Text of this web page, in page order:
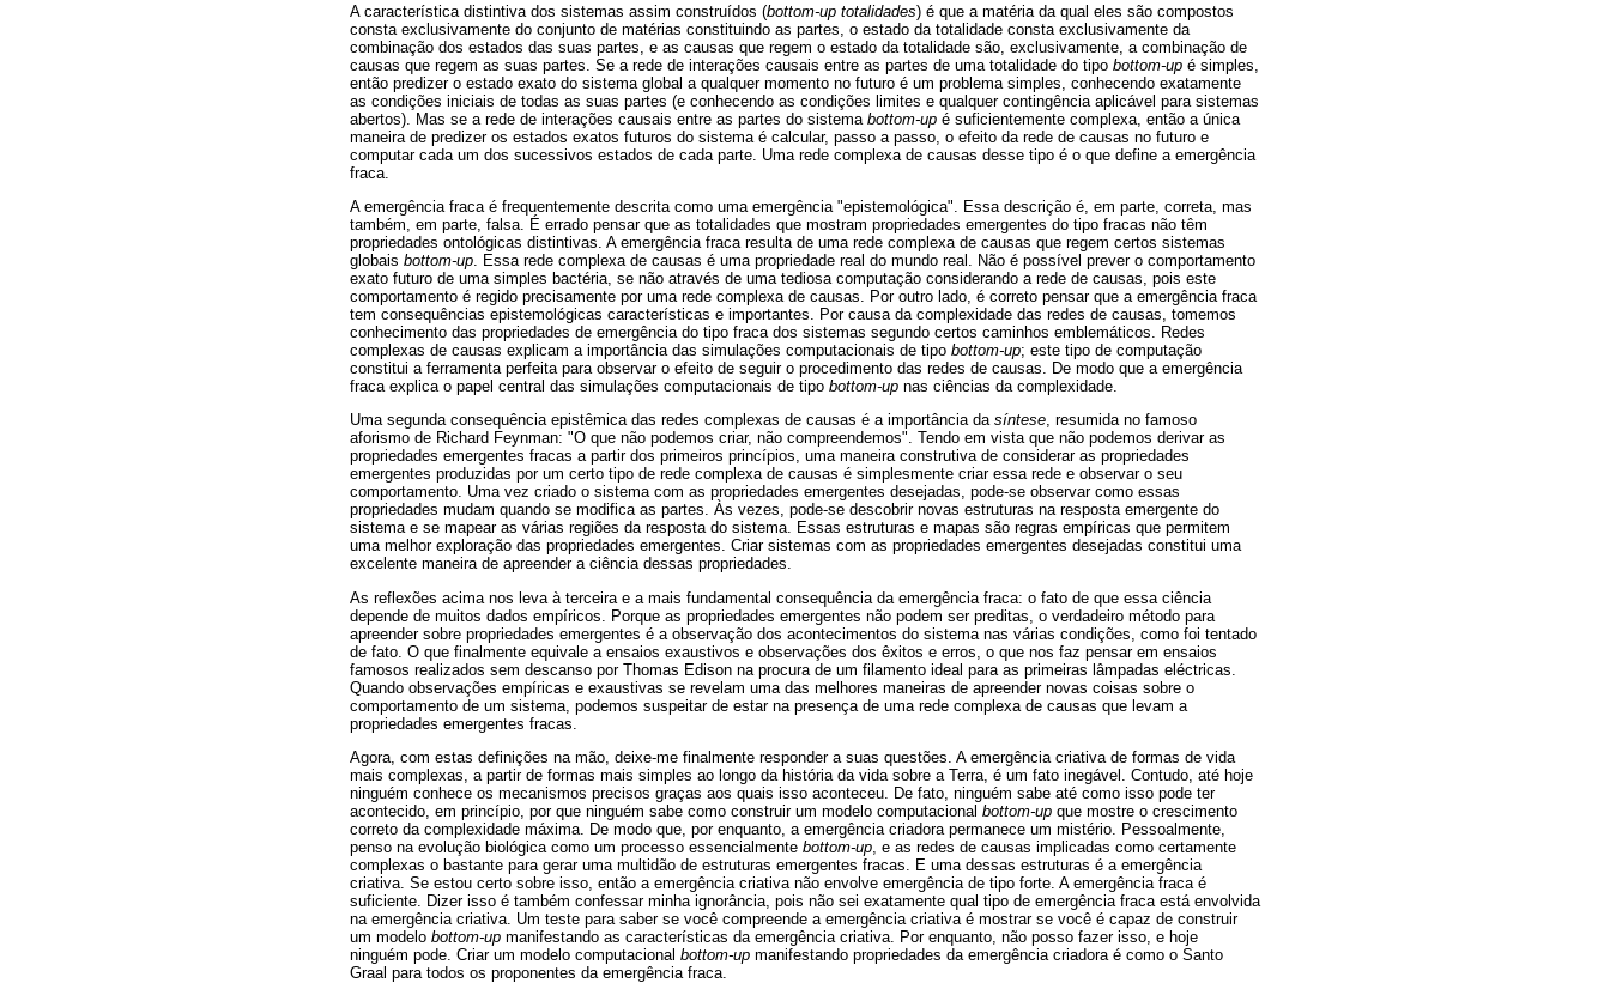
A característica distintiva dos sistemas assim construídos (bottom-up totalidades) é que a matéria da qual eles são compostos
consta exclusivamente do conjunto de matérias constituindo as partes, o estado da totalidade consta exclusivamente da
combinação dos estados das suas partes, e as causas que regem o estado da totalidade são, exclusivamente, a combinação de
causas que regem as suas partes. Se a rede de interações causais entre as partes de uma totalidade do tipo bottom-up é simples,
então predizer o estado exato do sistema global a qualquer momento no futuro é um problema simples, conhecendo exatamente
as condições iniciais de todas as suas partes (e conhecendo as condições limites e qualquer contingência aplicável para sistemas
abertos). Mas se a rede de interações causais entre as partes do sistema bottom-up é suficientemente complexa, então a única
maneira de predizer os estados exatos futuros do sistema é calcular, passo a passo, o efeito da rede de causas no futuro e
computar cada um dos sucessivos estados de cada parte. Uma rede complexa de causas desse tipo é o que define a emergência
fraca.
A emergência fraca é frequentemente descrita como uma emergência "epistemológica". Essa descrição é, em parte, correta, mas
também, em parte, falsa. É errado pensar que as totalidades que mostram propriedades emergentes do tipo fracas não têm
propriedades ontológicas distintivas. A emergência fraca resulta de uma rede complexa de causas que regem certos sistemas
globais bottom-up. Essa rede complexa de causas é uma propriedade real do mundo real. Não é possível prever o comportamento
exato futuro de uma simples bactéria, se não através de uma tediosa computação considerando a rede de causas, pois este
comportamento é regido precisamente por uma rede complexa de causas. Por outro lado, é correto pensar que a emergência fraca
tem consequências epistemológicas características e importantes. Por causa da complexidade das redes de causas, tomemos
conhecimento das propriedades de emergência do tipo fraca dos sistemas segundo certos caminhos emblemáticos. Redes
complexas de causas explicam a importância das simulações computacionais de tipo bottom-up; este tipo de computação
constitui a ferramenta perfeita para observar o efeito de seguir o procedimento das redes de causas. De modo que a emergência
fraca explica o papel central das simulações computacionais de tipo bottom-up nas ciências da complexidade.
Uma segunda consequência epistêmica das redes complexas de causas é a importância da síntese, resumida no famoso
aforismo de Richard Feynman: "O que não podemos criar, não compreendemos". Tendo em vista que não podemos derivar as
propriedades emergentes fracas a partir dos primeiros princípios, uma maneira construtiva de considerar as propriedades
emergentes produzidas por um certo tipo de rede complexa de causas é simplesmente criar essa rede e observar o seu
comportamento. Uma vez criado o sistema com as propriedades emergentes desejadas, pode-se observar como essas
propriedades mudam quando se modifica as partes. Às vezes, pode-se descobrir novas estruturas na resposta emergente do
sistema e se mapear as várias regiões da resposta do sistema. Essas estruturas e mapas são regras empíricas que permitem
uma melhor exploração das propriedades emergentes. Criar sistemas com as propriedades emergentes desejadas constitui uma
excelente maneira de apreender a ciência dessas propriedades.
As reflexões acima nos leva à terceira e a mais fundamental consequência da emergência fraca: o fato de que essa ciência
depende de muitos dados empíricos. Porque as propriedades emergentes não podem ser preditas, o verdadeiro método para
apreender sobre propriedades emergentes é a observação dos acontecimentos do sistema nas várias condições, como foi tentado
de fato. O que finalmente equivale a ensaios exaustivos e observações dos êxitos e erros, o que nos faz pensar em ensaios
famosos realizados sem descanso por Thomas Edison na procura de um filamento ideal para as primeiras lâmpadas eléctricas.
Quando observações empíricas e exaustivas se revelam uma das melhores maneiras de apreender novas coisas sobre o
comportamento de um sistema, podemos suspeitar de estar na presença de uma rede complexa de causas que levam a
propriedades emergentes fracas.
Agora, com estas definições na mão, deixe-me finalmente responder a suas questões. A emergência criativa de formas de vida
mais complexas, a partir de formas mais simples ao longo da história da vida sobre a Terra, é um fato inegável. Contudo, até hoje
ninguém conhece os mecanismos precisos graças aos quais isso aconteceu. De fato, ninguém sabe até como isso pode ter
acontecido, em princípio, por que ninguém sabe como construir um modelo computacional bottom-up que mostre o crescimento
correto da complexidade máxima. De modo que, por enquanto, a emergência criadora permanece um mistério. Pessoalmente,
penso na evolução biológica como um processo essencialmente bottom-up , e as redes de causas implicadas como certamente
complexas o bastante para gerar uma multidão de estruturas emergentes fracas. E uma dessas estruturas é a emergência
criativa. Se estou certo sobre isso, então a emergência criativa não envolve emergência de tipo forte. A emergência fraca é
suficiente. Dizer isso é também confessar minha ignorância, pois não sei exatamente qual tipo de emergência fraca está envolvida
na emergência criativa. Um teste para saber se você compreende a emergência criativa é mostrar se você é capaz de construir
um modelo bottom-up manifestando as características da emergência criativa. Por enquanto, não posso fazer isso, e hoje
ninguém pode. Criar um modelo computacional bottom-up manifestando propriedades da emergência criadora é como o Santo
Graal para todos os proponentes da emergência fraca.